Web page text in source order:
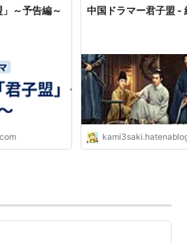
～予告編～
中国ドラマー君子盟 -